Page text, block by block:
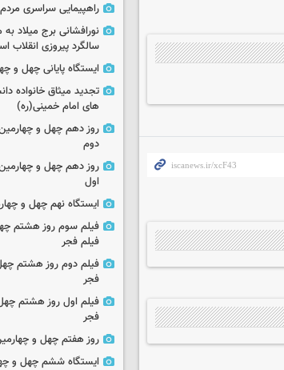
راهپیمایی سراسری مردم
نورافشانی برج میلاد
سالگرد پیروزی انقلاب
ایستگاه پایانی چهل و
تجدید میثاق خانواده
های امام خمینی(ره)
روز دهم چهل و
دوم
روز دهم چهل و
اول
ایستگاه نهم چهل و
فیلم سوم روز هشتم
فیلم فجر
فیلم دوم روز هشتم
فجر
فیلم اول روز هشتم
فجر
روز هفتم چهل و
ایستگاه ششم چهل و